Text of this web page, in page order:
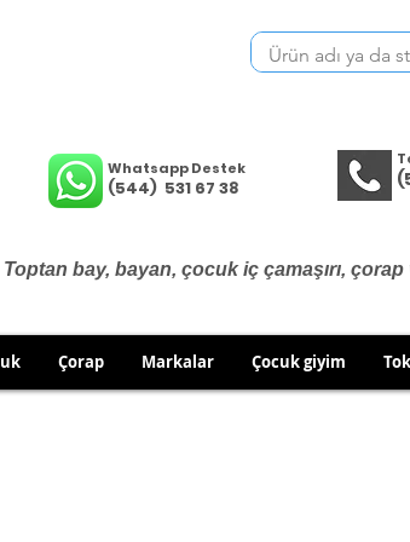
Whatsapp Destek
(544) 531 67 38
Toptan bay, bayan, çocuk iç çamaşırı,
Çorap Markalar Çocuk giyim